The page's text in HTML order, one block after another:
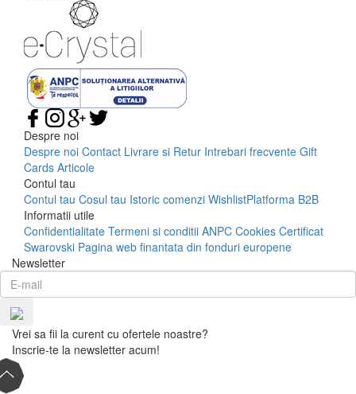
Despre noi
Despre noi Contact Livrare si Retur Intrebari frecvente Gift
Cards Articole
Contul tau
Contul tau Cosul tau Istoric comenzi WishlistPlatforma B2B
Informatii utile
Confidentialitate Termeni si conditii ANPC Cookies Certificat
Swarovski Pagina web finantata din fonduri europene
Newsletter
Vrei sa fii la curent cu ofertele noastre?
Inscrie-te la newsletter acum!